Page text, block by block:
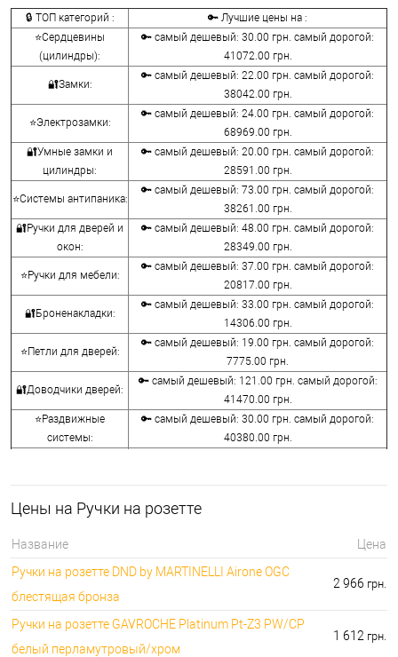
🔒 ТОП категорий :
🔑 Лучшие цены на :
⭐Сердцевины
(цилиндры):
🔑 самый дешевый: 30.00 грн. самый дорогой:
41072.00 грн.
🔐Замки:
🔑 самый дешевый: 22.00 грн. самый дорогой:
38042.00 грн.
⭐Электрозамки:
🔑 самый дешевый: 24.00 грн. самый дорогой:
68969.00 грн.
🔐Умные замки и
цилиндры:
🔑 самый дешевый: 20.00 грн. самый дорогой:
28591.00 грн.
⭐Системы антипаника:
🔑 самый дешевый: 73.00 грн. самый дорогой:
38261.00 грн.
🔐Ручки для дверей и
окон:
🔑 самый дешевый: 48.00 грн. самый дорогой:
28349.00 грн.
⭐Ручки для мебели:
🔑 самый дешевый: 37.00 грн. самый дорогой:
20817.00 грн.
🔐Броненакладки:
🔑 самый дешевый: 33.00 грн. самый дорогой:
14306.00 грн.
⭐Петли для дверей:
🔑 самый дешевый: 19.00 грн. самый дорогой:
7775.00 грн.
🔐Доводчики дверей:
🔑 самый дешевый: 121.00 грн. самый дорогой:
41470.00 грн.
⭐Раздвижные
системы:
🔑 самый дешевый: 30.00 грн. самый дорогой:
40380.00 грн.
⭐Сейфы:
🔐Домофоны:
⭐Сигнализация AJAX:
🔑 самый дешевый: грн. самый дорогой: грн.
Цены на Ручки на розетте
Название
Цена
Ручки на розетте DND by MARTINELLI Aironе OGC
блестящая бронза
2 966 грн.
Ручки на розетте GAVROCHE Platinum Pt-Z3 PW/CP
белый перламутровый/хром
1 612 грн.